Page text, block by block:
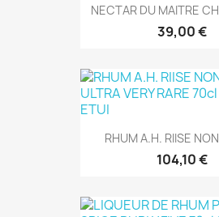
NECTAR DU MAITRE
39,00 €
RHUM A.H. RIISE
104,10 €